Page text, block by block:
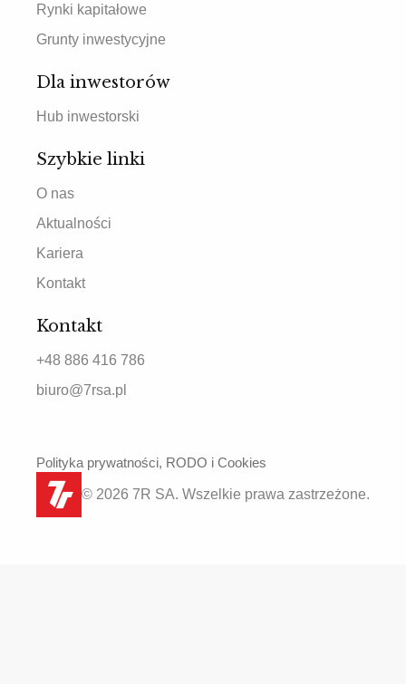
Rynki kapitałowe
Grunty inwestycyjne
Dla inwestorów
Hub inwestorski
Szybkie linki
O nas
Aktualności
Kariera
Kontakt
Kontakt
+48 886 416 786
biuro@7rsa.pl
© 2026 7R SA. Wszelkie prawa zastrzeżone.
Polityka prywatności, RODO i Cookies